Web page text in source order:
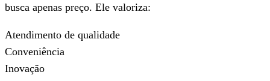
busca apenas preço. Ele valoriza:
Atendimento de qualidade
Conveniência
Inovação